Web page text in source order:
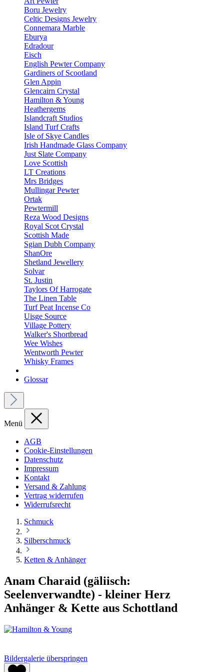
Boru Jewelry
Celtic Designs Jewelry
Connemara Marble
Eburya
Edradour
Eisch
English Pewter Company
Gardiners of Scootland
Glen Appin
Glencairn Crystal
Hamilton & Young
Heathergems
Islandcraft Studios
Island Turf Crafts
Isle of Skye Candles
Irish Handmade Glass Company
Just Slate Company
Love Scottish
LT Creations
Mrs Bridges
Mullingar Pewter
Ortak
Pewtermill
Reza Wood Designs
Royal Scot Crystal
Scottish Made
Sgian Dubh Company
ShanOre
Shetland Jewellery
Solvar
St. Justin
Taylors Of Harrogate
The Linen Table
Turf Peat Incense Co
Uisge Source
Village Pottery
Walker's Shortbread
Wee Wishes
Wentworth Pewter
Whisky Frames
Glossar
Menü
AGB
Cookie-Einstellungen
Datenschutz
Impressum
Kontakt
Versand & Zahlung
Vertrag widerrufen
Widerrufsrecht
Schmuck
Silberschmuck
Ketten & Anhänger
Anam Charaid (gäliisch:
Seelenverwandte) - kleiner Herz
Anhänger & Kette aus Schottland
Bildergalerie überspringen